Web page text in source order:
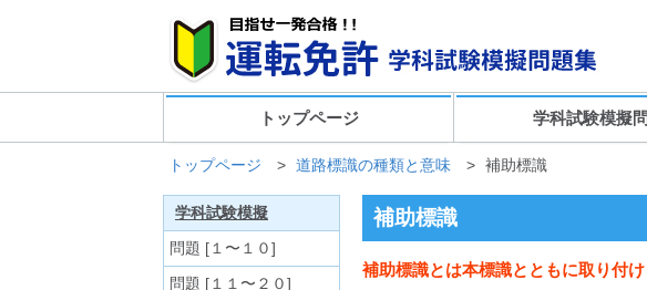
トップページ 学科試験模擬
トップページ > 道路標識の種類と意味 > 補助標識
補助標識
補助標識とは本標識とともに取り付
学科試験模擬
問題 [１〜１０]
問題 [１１〜２０]